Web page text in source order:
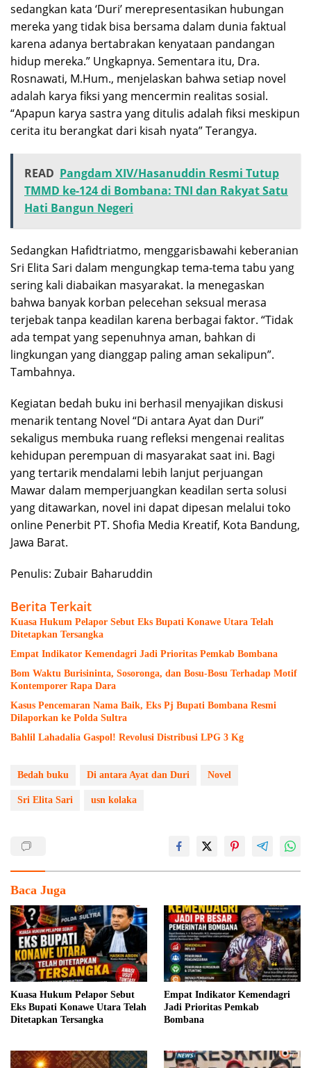
sedangkan kata ‘Duri’ merepresentasikan hubungan
mereka yang tidak bisa bersama dalam dunia faktual
karena adanya bertabrakan kenyataan pandangan
hidup mereka.” Ungkapnya. Sementara itu, Dra.
Rosnawati, M.Hum., menjelaskan bahwa setiap novel
adalah karya fiksi yang mencermin realitas sosial.
“Apapun karya sastra yang ditulis adalah fiksi meskipun
cerita itu berangkat dari kisah nyata” Terangya.
READ Pangdam XIV/Hasanuddin Resmi Tutup
TMMD ke-124 di Bombana: TNI dan Rakyat Satu
Hati Bangun Negeri
Sedangkan Hafidtriatmo, menggarisbawahi keberanian
Sri Elita Sari dalam mengungkap tema-tema tabu yang
sering kali diabaikan masyarakat. Ia menegaskan
bahwa banyak korban pelecehan seksual merasa
terjebak tanpa keadilan karena berbagai faktor. “Tidak
ada tempat yang sepenuhnya aman, bahkan di
lingkungan yang dianggap paling aman sekalipun”.
Tambahnya.
Kegiatan bedah buku ini berhasil menyajikan diskusi
menarik tentang Novel “Di antara Ayat dan Duri”
sekaligus membuka ruang refleksi mengenai realitas
kehidupan perempuan di masyarakat saat ini. Bagi
yang tertarik mendalami lebih lanjut perjuangan
Mawar dalam memperjuangkan keadilan serta solusi
yang ditawarkan, novel ini dapat dipesan melalui toko
online Penerbit PT. Shofia Media Kreatif, Kota Bandung,
Jawa Barat.
Penulis: Zubair Baharuddin
Berita Terkait
Kuasa Hukum Pelapor Sebut Eks Bupati Konawe Utara Telah
Ditetapkan Tersangka
Empat Indikator Kemendagri Jadi Prioritas Pemkab Bombana
Bom Waktu Burisininta, Sosoronga, dan Bosu-Bosu Terhadap Motif
Kontemporer Rapa Dara
Kasus Pencemaran Nama Baik, Eks Pj Bupati Bombana Resmi
Dilaporkan ke Polda Sultra
Bahlil Lahadalia Gaspol! Revolusi Distribusi LPG 3 Kg
Bedah buku Di antara Ayat dan Duri Novel
Sri Elita Sari usn kolaka
Baca Juga
Kuasa Hukum Pelapor Sebut
Eks Bupati Konawe Utara Telah
Ditetapkan Tersangka
Empat Indikator Kemendagri
Jadi Prioritas Pemkab
Bombana